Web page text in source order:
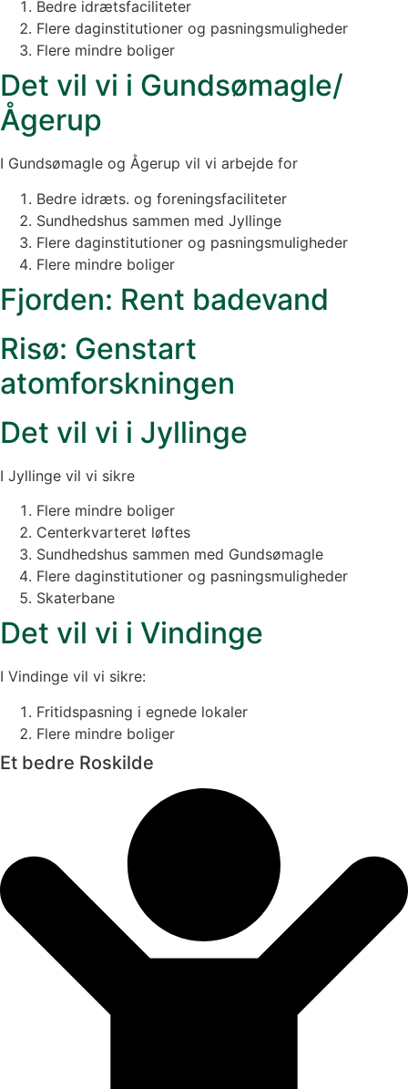
Bedre idrætsfaciliteter
Flere daginstitutioner og pasningsmuligheder
Flere mindre boliger
Det vil vi i Gundsømagle/
Ågerup
I Gundsømagle og Ågerup vil vi arbejde for
Bedre idræts. og foreningsfaciliteter
Sundhedshus sammen med Jyllinge
Flere daginstitutioner og pasningsmuligheder
Flere mindre boliger
Fjorden: Rent badevand
Risø: Genstart
atomforskningen
Det vil vi i Jyllinge
I Jyllinge vil vi sikre
Flere mindre boliger
Centerkvarteret løftes
Sundhedshus sammen med Gundsømagle
Flere daginstitutioner og pasningsmuligheder
Skaterbane
Det vil vi i Vindinge
I Vindinge vil vi sikre:
Fritidspasning i egnede lokaler
Flere mindre boliger
Et bedre Roskilde